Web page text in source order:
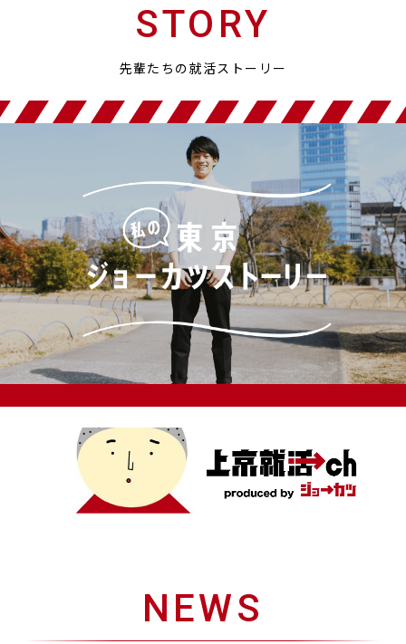
STORY
先輩たちの就活ストーリー
NEWS